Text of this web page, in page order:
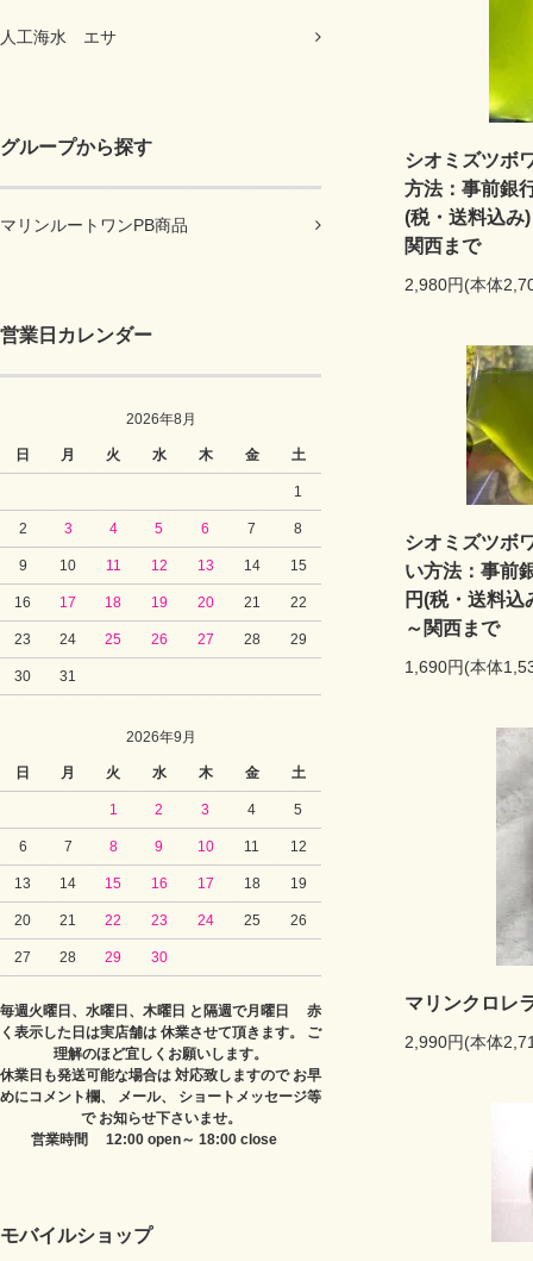
人工海水 エサ
グループから探す
マリンルートワンPB商品
営業日カレンダー
2026年8月
日 月 火 水 木 金 土
1
2 3 4 5 6 7 8
9 10 11 12 13 14 15
16 17 18 19 20 21 22
23 24 25 26 27 28 29
30 31
2026年9月
日 月 火 水 木 金 土
1 2 3 4 5
6 7 8 9 10 11 12
13 14 15 16 17 18 19
20 21 22 23 24 25 26
27 28 29 30
毎週火曜日、水曜日、木曜日 と隔週で月曜日 赤
く表示した日は実店舗は 休業させて頂きます。 ご
理解のほど宜しくお願いします。
休業日も発送可能な場合は 対応致しますので お早
めにコメント欄、 メール、 ショートメッセージ等
で お知らせ下さいませ。
営業時間 12:00 open～ 18:00 close
モバイルショップ
シオミズツボ
方法：事前銀
(税・送料込
関西まで
2,980円(本体
シオミズツ
い方法：事前
円(税・送料
～関西まで
1,690円(本体
マリンクロレ
2,990円(本体